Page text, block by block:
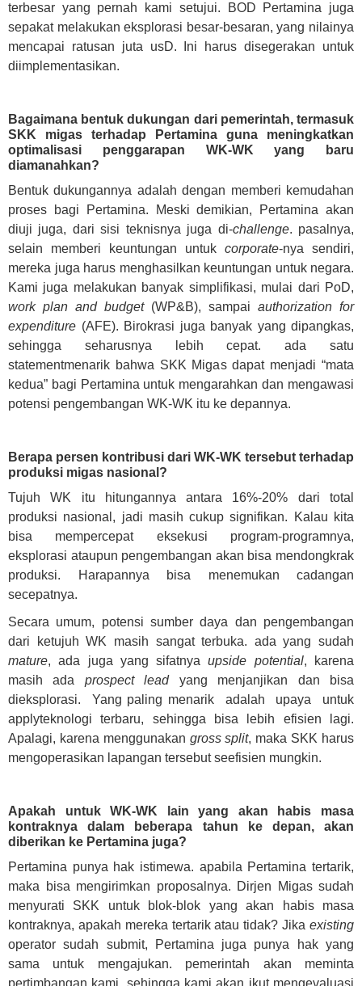
terbesar yang pernah kami setujui. BOD Pertamina juga
sepakat melakukan eksplorasi besar-besaran, yang nilainya
mencapai ratusan juta usD. Ini harus disegerakan untuk
diimplementasikan.
Bagaimana bentuk dukungan dari pemerintah, termasuk
SKK migas terhadap Pertamina guna meningkatkan
optimalisasi penggarapan WK-WK yang baru
diamanahkan?
Bentuk dukungannya adalah dengan memberi kemudahan
proses bagi Pertamina. Meski demikian, Pertamina akan
diuji juga, dari sisi teknisnya juga di-challenge. pasalnya,
selain memberi keuntungan untuk corporate-nya sendiri,
mereka juga harus menghasilkan keuntungan untuk negara.
Kami juga melakukan banyak simplifikasi, mulai dari PoD,
work plan and budget(WP&B), sampai authorization for
expenditure (AFE). Birokrasi juga banyak yang dipangkas,
sehingga seharusnya lebih cepat. ada satu
statementmenarik bahwa SKK Migas dapat menjadi “mata
kedua” bagi Pertamina untuk mengarahkan dan mengawasi
potensi pengembangan WK-WK itu ke depannya.
Berapa persen kontribusi dari WK-WK tersebut terhadap
produksi migas nasional?
Tujuh WK itu hitungannya antara 16%-20% dari total
produksi nasional, jadi masih cukup signifikan. Kalau kita
bisa mempercepat eksekusi program-programnya,
eksplorasi ataupun pengembangan akan bisa mendongkrak
produksi. Harapannya bisa menemukan cadangan
secepatnya.
Secara umum, potensi sumber daya dan pengembangan
dari ketujuh WK masih sangat terbuka. ada yang sudah
mature, ada juga yang sifatnyaupside potential, karena
masih ada prospect leadyang menjanjikan dan bisa
dieksplorasi. Yang paling menarik adalah upaya untuk
applyteknologi terbaru, sehingga bisa lebih efisien lagi.
Apalagi, karena menggunakan gross split, maka SKK harus
mengoperasikan lapangan tersebut seefisien mungkin.
Apakah untuk WK-WK lain yang akan habis masa
kontraknya dalam beberapa tahun ke depan, akan
diberikan ke Pertamina juga?
Pertamina punya hak istimewa. apabila Pertamina tertarik,
maka bisa mengirimkan proposalnya. Dirjen Migas sudah
menyurati SKK untuk blok-blok yang akan habis masa
kontraknya, apakah mereka tertarik atau tidak? Jika existing
operator sudah submit, Pertamina juga punya hak yang
sama untuk mengajukan. pemerintah akan meminta